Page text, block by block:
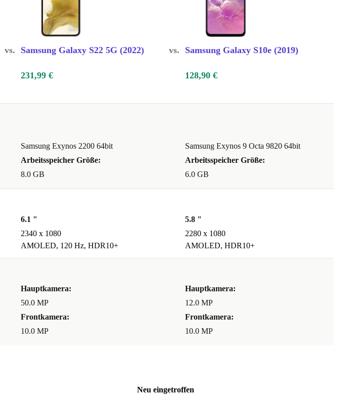
vs. Samsung Galaxy S22 5G (2022) vs. Samsung Galaxy S10e (2019)
231,99 € 128,90 €
Samsung Exynos 2200 64bit
Arbeitsspeicher Größe:
8.0 GB
Samsung Exynos 9 Octa 9820 64bit
Arbeitsspeicher Größe:
6.0 GB
6.1 "
2340 x 1080
AMOLED, 120 Hz, HDR10+
5.8 "
2280 x 1080
AMOLED, HDR10+
Hauptkamera:
50.0 MP
Frontkamera:
10.0 MP
Hauptkamera:
12.0 MP
Frontkamera:
10.0 MP
Neu eingetroffen